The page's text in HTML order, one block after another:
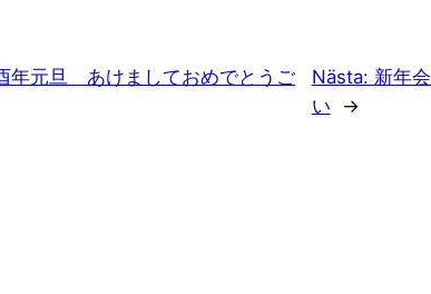
元旦 あけましておめでとうご
Nästa: 新年
い
→